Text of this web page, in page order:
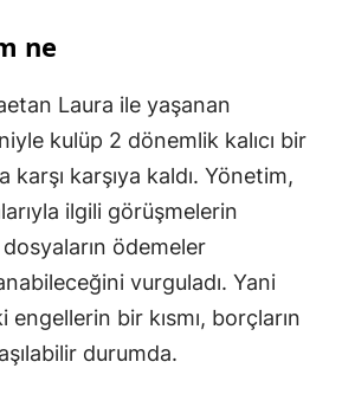
ne
Laura ile yaşanan
kulüp 2 dönemlik kalıcı bir
karşı karşıya kaldı. Yönetim,
ilgili görüşmelerin
ödemeler
vurguladı. Yani
bir kısmı, borçların
durumda.